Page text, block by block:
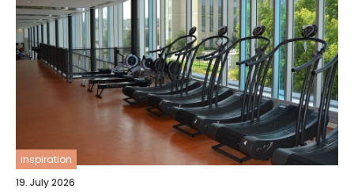
inspiration
19. July 2026